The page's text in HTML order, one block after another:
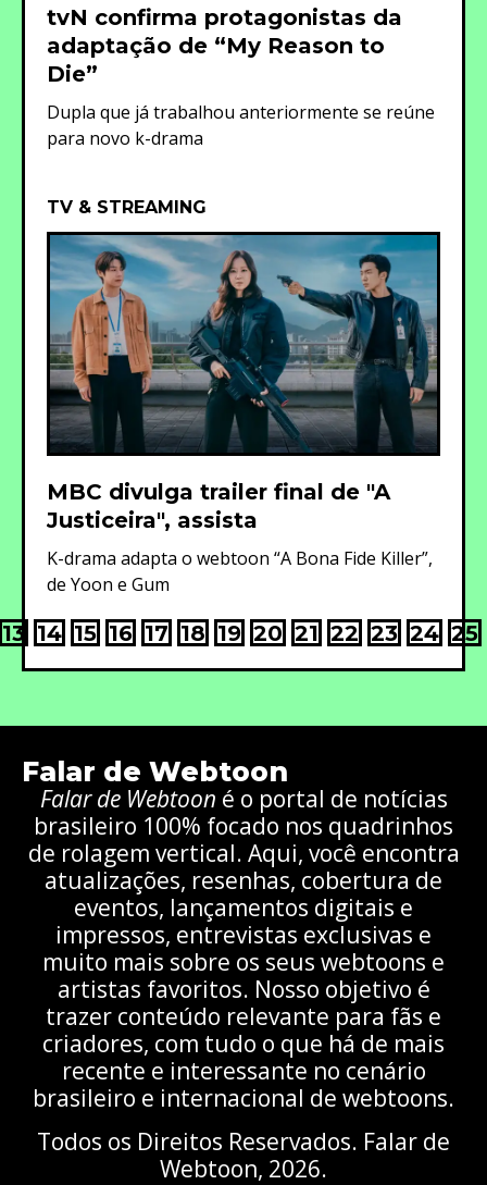
tvN confirma protagonistas da
adaptação de “My Reason to
Die”
Dupla que já trabalhou anteriormente se reúne
para novo k-drama
TV & STREAMING
MBC divulga trailer final de "A
Justiceira", assista
K-drama adapta o webtoon “A Bona Fide Killer”,
de Yoon e Gum
13 14 15 16 17 18 19 20 21 22 23 24 25
Falar de Webtoon
Falar de Webtoon é o portal de notícias
brasileiro 100% focado nos quadrinhos
de rolagem vertical. Aqui, você encontra
atualizações, resenhas, cobertura de
eventos, lançamentos digitais e
impressos, entrevistas exclusivas e
muito mais sobre os seus webtoons e
artistas favoritos. Nosso objetivo é
trazer conteúdo relevante para fãs e
criadores, com tudo o que há de mais
recente e interessante no cenário
brasileiro e internacional de webtoons.
Todos os Direitos Reservados. Falar de
Webtoon, 2026.